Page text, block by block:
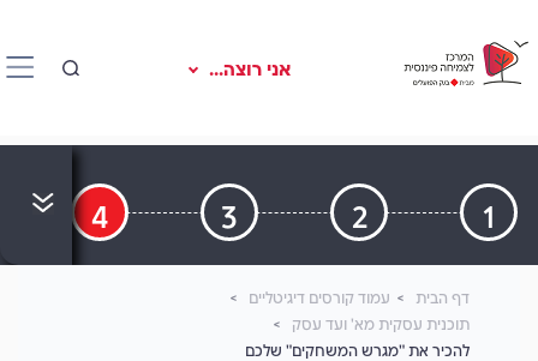
אני רוצה...
1
2
3
4
דף הבית
עמוד קורסים דיגיטליים
תוכנית עסקית מא' ועד עסק
להכיר את "מגרש המשחקים" שלכם